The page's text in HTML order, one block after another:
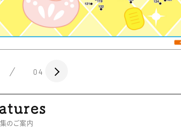
04
のご案内